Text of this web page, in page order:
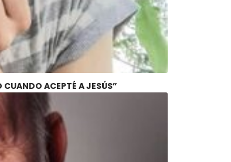
CUANDO ACEPTÉ A JESÚS”